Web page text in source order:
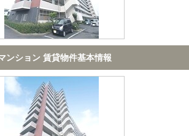
ション 賃貸物件基本情報